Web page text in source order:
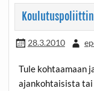
28.3.2010
Tule kohtaamaan
ajankohtaisista